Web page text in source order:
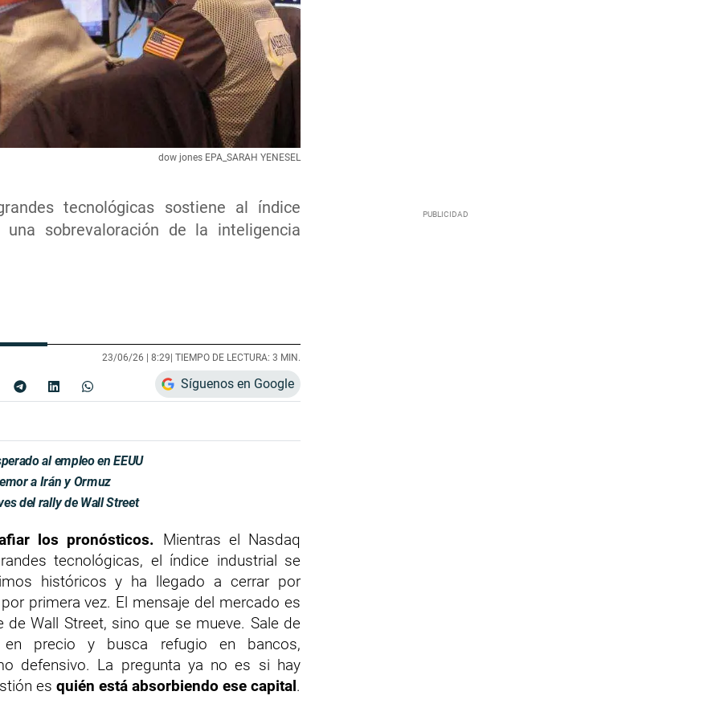
tecnológicas sostiene al índice
sobrevaloración de la inteligencia
dow jones EPA_SARAH YENESEL
23/06/26 | 8:29 | TIEMPO DE LECTURA: 3 MIN.
Síguenos en Google
al empleo en EEUU
a Irán y Ormuz
del rally de Wall Street
los pronósticos. Mientras el Nasdaq
tecnológicas, el índice industrial se
históricos y ha llegado a cerrar por
primera vez. El mensaje del mercado es
Wall Street, sino que se mueve. Sale de
precio y busca refugio en bancos,
defensivo. La pregunta ya no es si hay
es quién está absorbiendo ese capital.